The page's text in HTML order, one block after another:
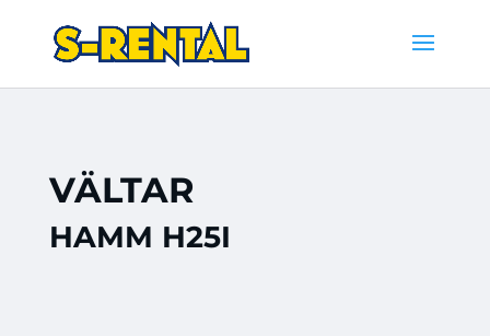
VÄLTAR
HAMM H25I